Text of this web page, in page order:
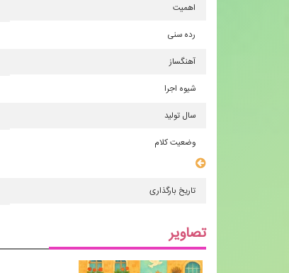
اهمیت
رده سنی
آهنگساز
شیوه اجرا
سال تولید
وضعیت کلام
تاریخ بارگذاری
تصاویر